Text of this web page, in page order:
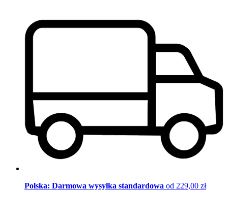
Polska: Darmowa wysyłka standardowa od 229,00 zł